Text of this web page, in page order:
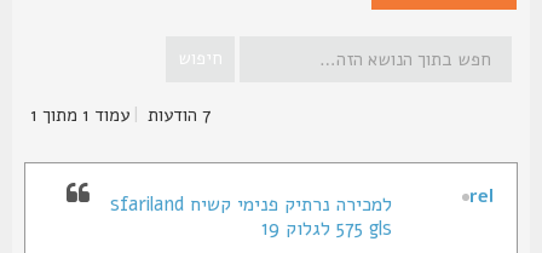
|עמוד1מתוך1
למכירה נרתיק פנימי קשיח sfariland
575 gls לגלוק 19